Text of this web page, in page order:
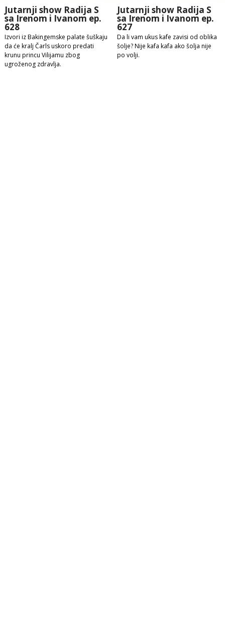
Jutarnji show Radija S
sa Irenom i Ivanom ep.
628
Izvori iz Bakingemske palate šuškaju
da će kralj Čarls uskoro predati
krunu princu Vilijamu zbog
ugroženog zdravlja.
Jutarnji show Radija S
sa Irenom i Ivanom ep.
627
Da li vam ukus kafe zavisi od oblika
šolje? Nije kafa kafa ako šolja nije
po volji.